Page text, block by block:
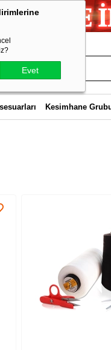
Evet
Kesimhane